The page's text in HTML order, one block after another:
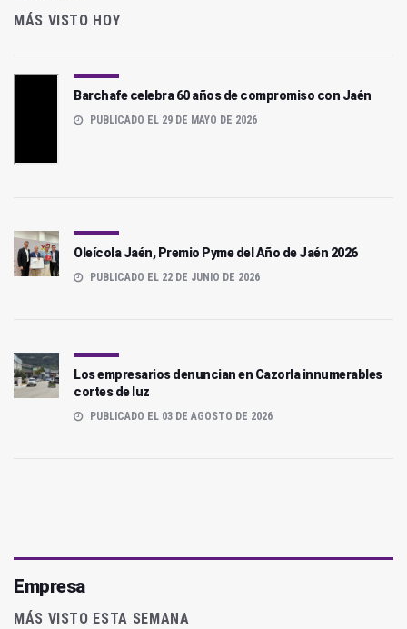
MÁS VISTO HOY
Barchafe celebra 60 años de compromiso con Jaén
PUBLICADO EL 29 DE MAYO DE 2026
Oleícola Jaén, Premio Pyme del Año de Jaén 2026
PUBLICADO EL 22 DE JUNIO DE 2026
Los empresarios denuncian en Cazorla innumerables
cortes de luz
PUBLICADO EL 03 DE AGOSTO DE 2026
Empresa
MÁS VISTO ESTA SEMANA